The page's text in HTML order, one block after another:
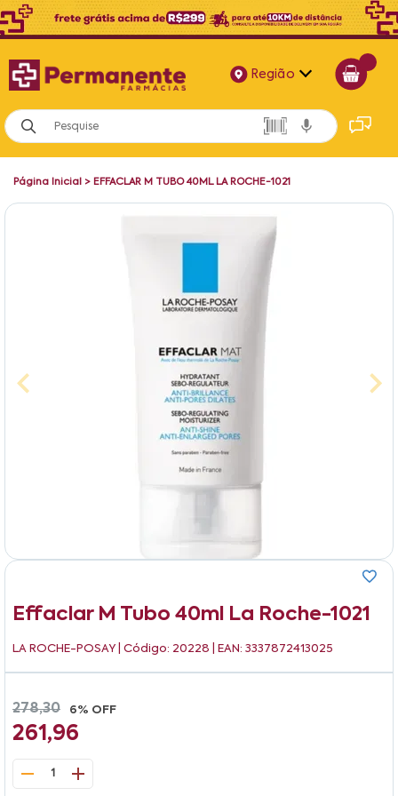
Região
Alagoas
Bahia
Pernambuco
Página Inicial > EFFACLAR M TUBO 40ML LA ROCHE-1021
Effaclar M Tubo 40ml La Roche-1021
LA ROCHE-POSAY | Código: 20228 | EAN: 3337872413025
278,30 6% OFF
261,96
1